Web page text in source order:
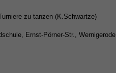
zu tanzen (K.Schwartze)
Ernst-Pörner-Str., Wernigerode